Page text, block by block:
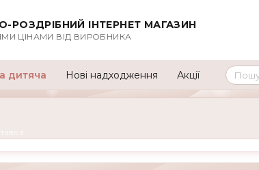
РОЗДРІБНИЙ ІНТЕРНЕТ МАГАЗИН
ЦІНАМИ ВІД ВИРОБНИКА
дитяча Нові надходження Акції